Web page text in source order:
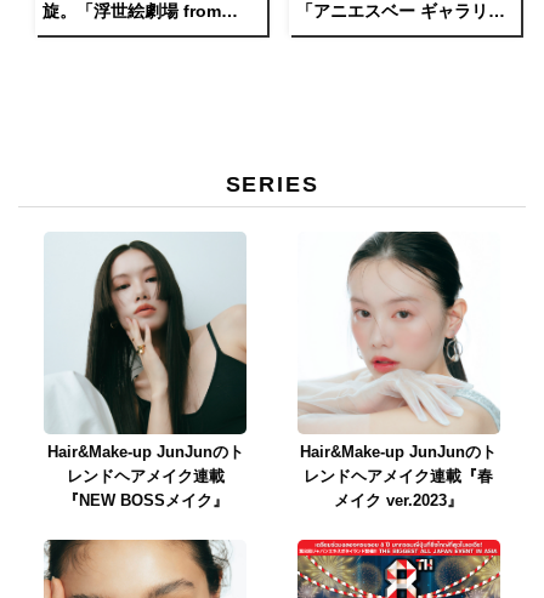
旋。「浮世絵劇場 from
Paris」開催中！
「アニエスベー ギャラリー
ブティック」にて写真
SERIES
Hair&Make-up JunJunのト
レンドヘアメイク連載
『NEW BOSSメイク』
Hair&Make-up JunJunのト
レンドヘアメイク連載『春
メイク ver.2023』